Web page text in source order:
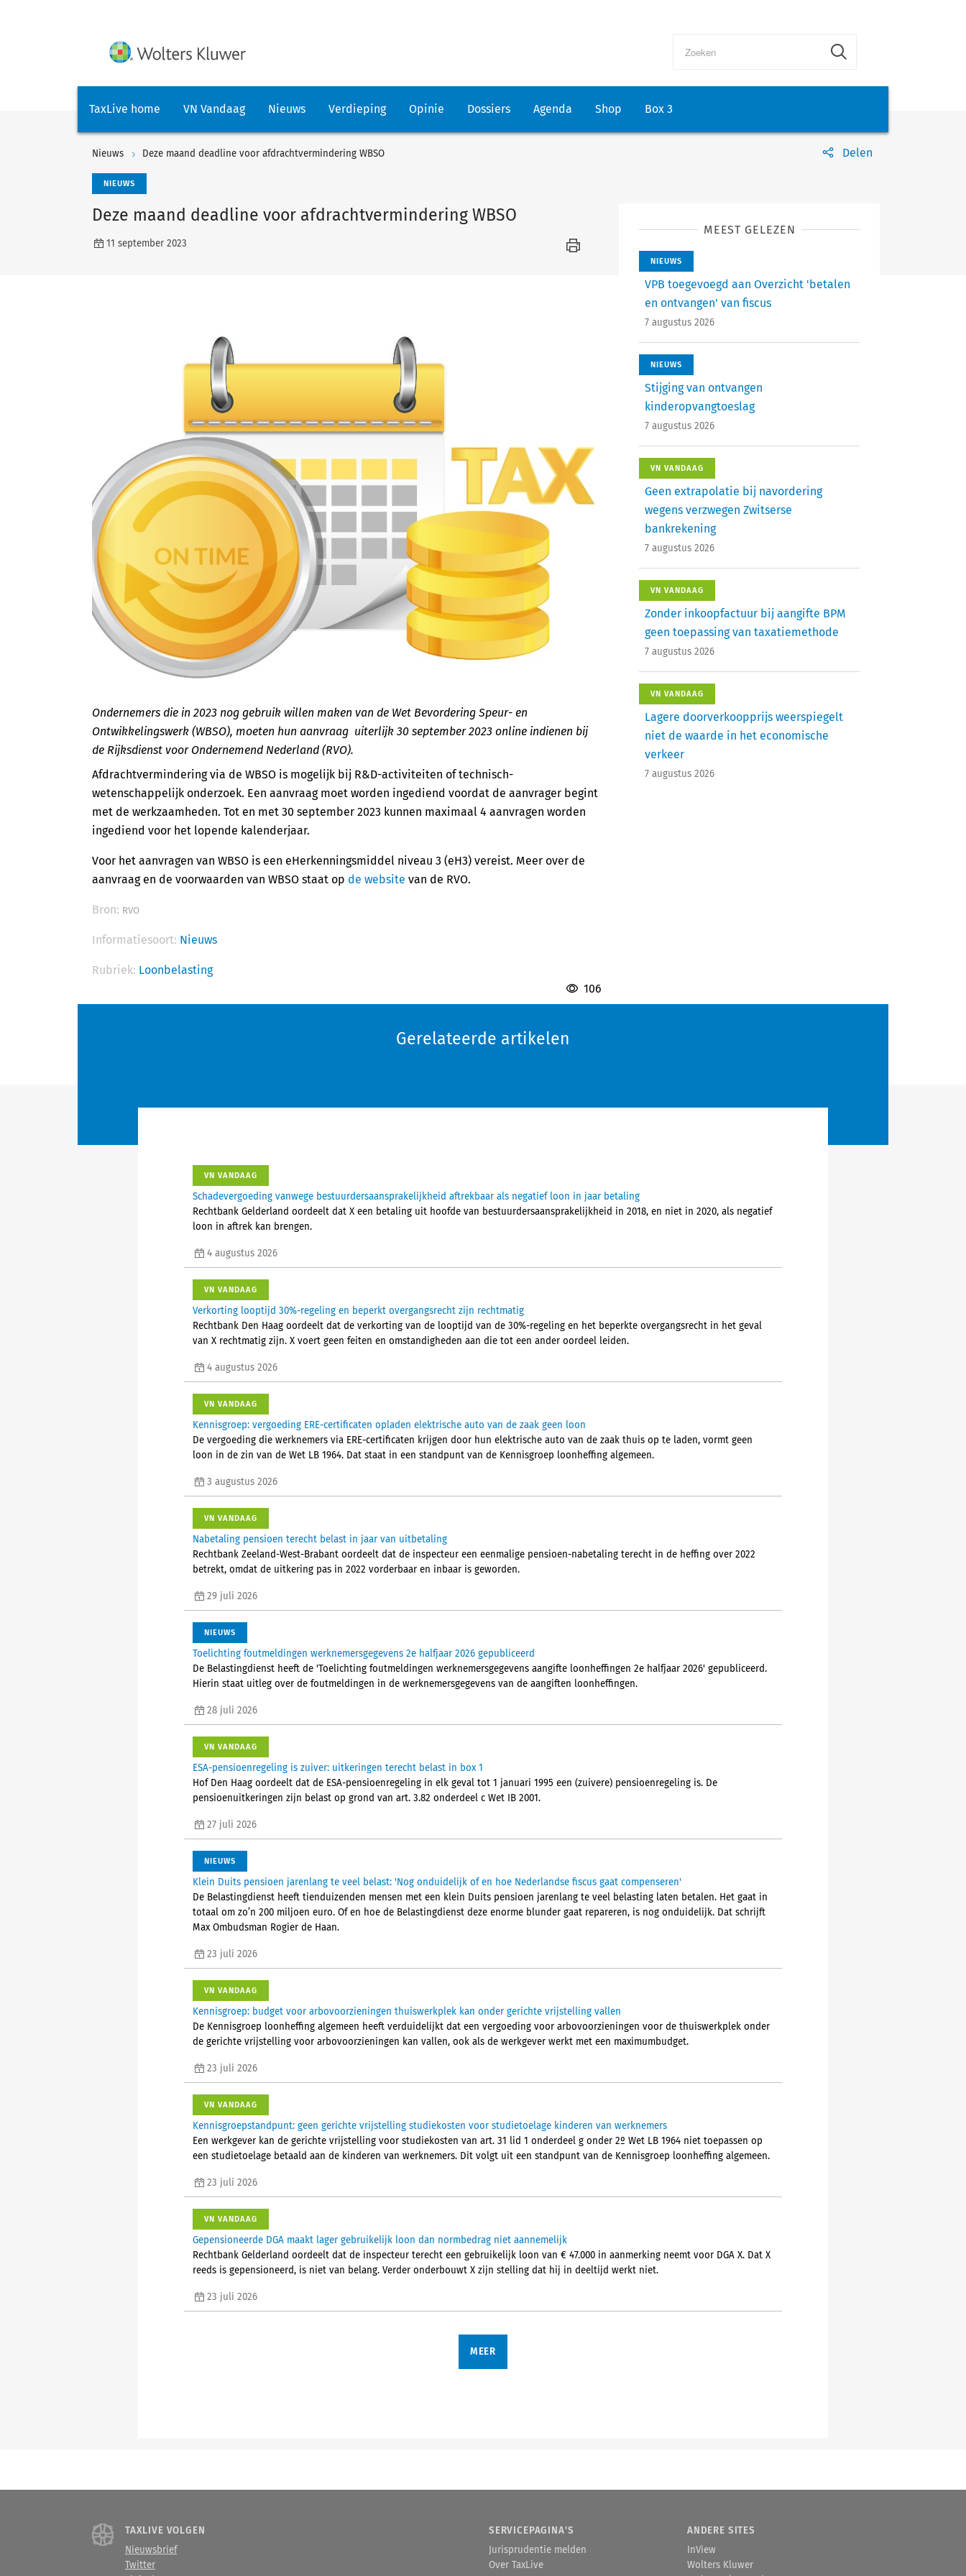
TaxLive home VN Vandaag Nieuws Verdieping Opinie Dossiers Agenda Shop Box 3
Nieuws Deze maand deadline voor afdrachtvermindering WBSO Delen
NIEUWS
Deze maand deadline voor afdrachtvermindering WBSO
11 september 2023
Ondernemers die in 2023 nog gebruik willen maken van de Wet Bevordering Speur- en
Ontwikkelingswerk (WBSO), moeten hun aanvraag uiterlijk 30 september 2023 online indienen bij
de Rijksdienst voor Ondernemend Nederland (RVO).
Afdrachtvermindering via de WBSO is mogelijk bij R&D-activiteiten of technisch-
wetenschappelijk onderzoek. Een aanvraag moet worden ingediend voordat de aanvrager begint
met de werkzaamheden. Tot en met 30 september 2023 kunnen maximaal 4 aanvragen worden
ingediend voor het lopende kalenderjaar.
Voor het aanvragen van WBSO is een eHerkenningsmiddel niveau 3 (eH3) vereist. Meer over de
aanvraag en de voorwaarden van WBSO staat op de website van de RVO.
Bron: RVO
Informatiesoort: Nieuws
Rubriek: Loonbelasting
106
MEEST GELEZEN
NIEUWS
VPB toegevoegd aan Overzicht 'betalen
en ontvangen' van fiscus
7 augustus 2026
NIEUWS
Stijging van ontvangen
kinderopvangtoeslag
7 augustus 2026
VN VANDAAG
Geen extrapolatie bij navordering
wegens verzwegen Zwitserse
bankrekening
7 augustus 2026
VN VANDAAG
Zonder inkoopfactuur bij aangifte BPM
geen toepassing van taxatiemethode
7 augustus 2026
VN VANDAAG
Lagere doorverkoopprijs weerspiegelt
niet de waarde in het economische
verkeer
7 augustus 2026
Gerelateerde artikelen
VN VANDAAG
Schadevergoeding vanwege bestuurdersaansprakelijkheid aftrekbaar als negatief loon in jaar betaling
Rechtbank Gelderland oordeelt dat X een betaling uit hoofde van bestuurdersaansprakelijkheid in 2018, en niet in 2020, als negatief
loon in aftrek kan brengen.
4 augustus 2026
VN VANDAAG
Verkorting looptijd 30%-regeling en beperkt overgangsrecht zijn rechtmatig
Rechtbank Den Haag oordeelt dat de verkorting van de looptijd van de 30%-regeling en het beperkte overgangsrecht in het geval
van X rechtmatig zijn. X voert geen feiten en omstandigheden aan die tot een ander oordeel leiden.
4 augustus 2026
VN VANDAAG
Kennisgroep: vergoeding ERE-certificaten opladen elektrische auto van de zaak geen loon
De vergoeding die werknemers via ERE-certificaten krijgen door hun elektrische auto van de zaak thuis op te laden, vormt geen
loon in de zin van de Wet LB 1964. Dat staat in een standpunt van de Kennisgroep loonheffing algemeen.
3 augustus 2026
VN VANDAAG
Nabetaling pensioen terecht belast in jaar van uitbetaling
Rechtbank Zeeland-West-Brabant oordeelt dat de inspecteur een eenmalige pensioen-nabetaling terecht in de heffing over 2022
betrekt, omdat de uitkering pas in 2022 vorderbaar en inbaar is geworden.
29 juli 2026
NIEUWS
Toelichting foutmeldingen werknemersgegevens 2e halfjaar 2026 gepubliceerd
De Belastingdienst heeft de 'Toelichting foutmeldingen werknemersgegevens aangifte loonheffingen 2e halfjaar 2026' gepubliceerd.
Hierin staat uitleg over de foutmeldingen in de werknemersgegevens van de aangiften loonheffingen.
28 juli 2026
VN VANDAAG
ESA-pensioenregeling is zuiver: uitkeringen terecht belast in box 1
Hof Den Haag oordeelt dat de ESA-pensioenregeling in elk geval tot 1 januari 1995 een (zuivere) pensioenregeling is. De
pensioenuitkeringen zijn belast op grond van art. 3.82 onderdeel c Wet IB 2001.
27 juli 2026
NIEUWS
Klein Duits pensioen jarenlang te veel belast: 'Nog onduidelijk of en hoe Nederlandse fiscus gaat compenseren'
De Belastingdienst heeft tienduizenden mensen met een klein Duits pensioen jarenlang te veel belasting laten betalen. Het gaat in
totaal om zo’n 200 miljoen euro. Of en hoe de Belastingdienst deze enorme blunder gaat repareren, is nog onduidelijk. Dat schrijft
Max Ombudsman Rogier de Haan.
23 juli 2026
VN VANDAAG
Kennisgroep: budget voor arbovoorzieningen thuiswerkplek kan onder gerichte vrijstelling vallen
De Kennisgroep loonheffing algemeen heeft verduidelijkt dat een vergoeding voor arbovoorzieningen voor de thuiswerkplek onder
de gerichte vrijstelling voor arbovoorzieningen kan vallen, ook als de werkgever werkt met een maximumbudget.
23 juli 2026
VN VANDAAG
Kennisgroepstandpunt: geen gerichte vrijstelling studiekosten voor studietoelage kinderen van werknemers
Een werkgever kan de gerichte vrijstelling voor studiekosten van art. 31 lid 1 onderdeel g onder 2º Wet LB 1964 niet toepassen op
een studietoelage betaald aan de kinderen van werknemers. Dit volgt uit een standpunt van de Kennisgroep loonheffing algemeen.
23 juli 2026
VN VANDAAG
Gepensioneerde DGA maakt lager gebruikelijk loon dan normbedrag niet aannemelijk
Rechtbank Gelderland oordeelt dat de inspecteur terecht een gebruikelijk loon van € 47.000 in aanmerking neemt voor DGA X. Dat X
reeds is gepensioneerd, is niet van belang. Verder onderbouwt X zijn stelling dat hij in deeltijd werkt niet.
23 juli 2026
MEER
TAXLIVE VOLGEN
Nieuwsbrief
Twitter
SERVICEPAGINA'S
Jurisprudentie melden
Over TaxLive
ANDERE SITES
InView
Wolters Kluwer